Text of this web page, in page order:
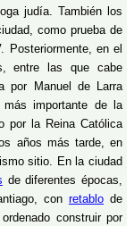
judía. También los
como prueba de
Posteriormente, en el
entre las que cabe
por Manuel de Larra
más importante de la
por la Reina Católica
años más tarde, en
sitio. En la ciudad
de diferentes épocas,
con retablo de
construir por